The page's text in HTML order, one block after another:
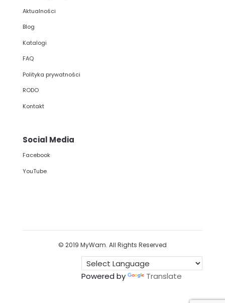
Aktualności
Blog
Katalogi
FAQ
Polityka prywatności
RODO
Kontakt
Social Media
Facebook
YouTube
© 2019 MyWam. All Rights Reserved
Powered by Translate